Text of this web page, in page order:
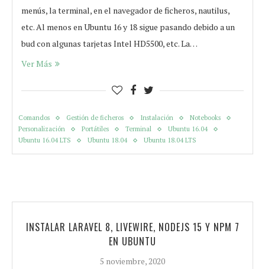
menús, la terminal, en el navegador de ficheros, nautilus,
etc. Al menos en Ubuntu 16 y 18 sigue pasando debido a un
bud con algunas tarjetas Intel HD5500, etc. La…
Ver Más
Comandos Gestión de ficheros Instalación
Notebooks
Personalización
Portátiles Terminal
Ubuntu 16.04
Ubuntu 16.04 LTS
Ubuntu 18.04 Ubuntu 18.04 LTS
INSTALAR LARAVEL 8, LIVEWIRE, NODEJS 15 Y NPM 7
EN UBUNTU
5 noviembre, 2020